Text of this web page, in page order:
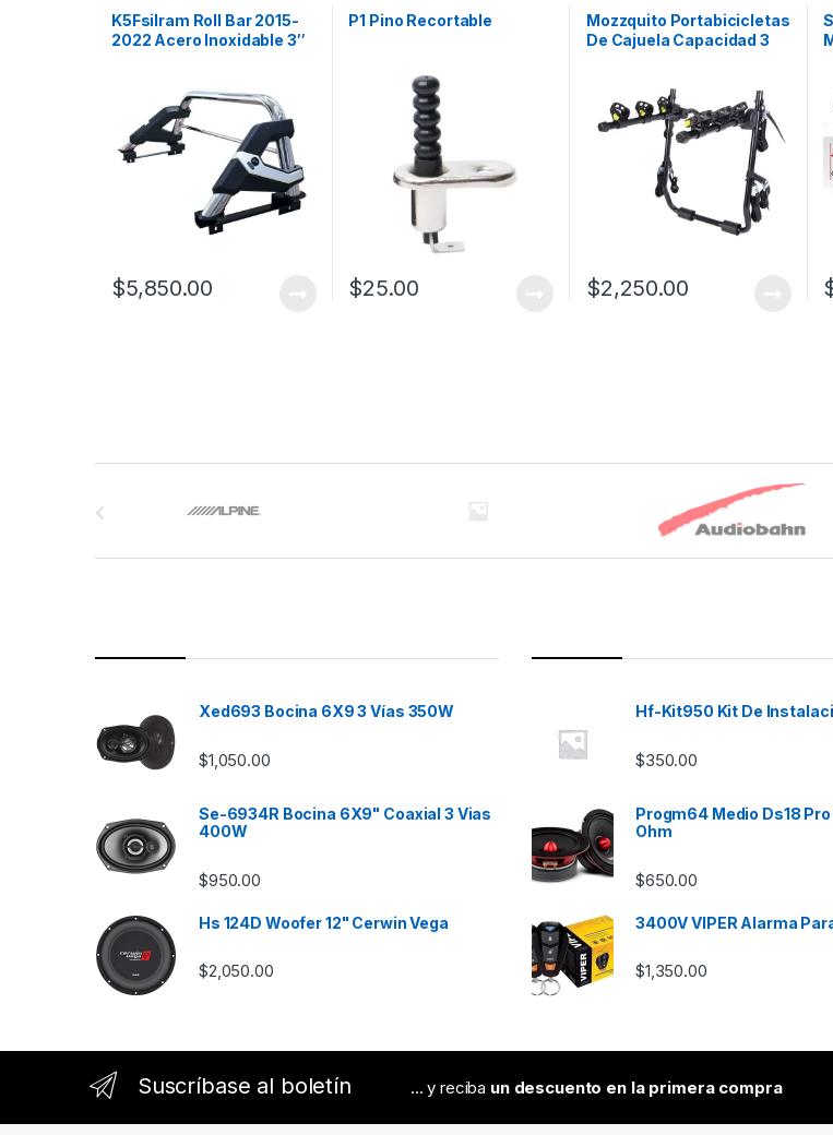
K5Fsilram Roll Bar 2015-
2022 Acero Inoxidable 3″
$5,850.00
P1 Pino Recortable
$25.00
Mozzquito Portabicicletas
De Cajuela Capacidad 3
$2,250.00
l
Xed693 Bocina 6X9 3 Vías 350W
$1,050.00
Se-6934R Bocina 6X9" Coaxial 3 Vias
400W
$950.00
Hs 124D Woofer 12" Cerwin Vega
$2,050.00
Hf-Kit950 Kit De
$350.00
Progm64 Medio Ds18
Ohm
$650.00
3400V VIPER Alarma
$1,350.00
Suscríbase al boletín ... y reciba un descuento en la primera compra